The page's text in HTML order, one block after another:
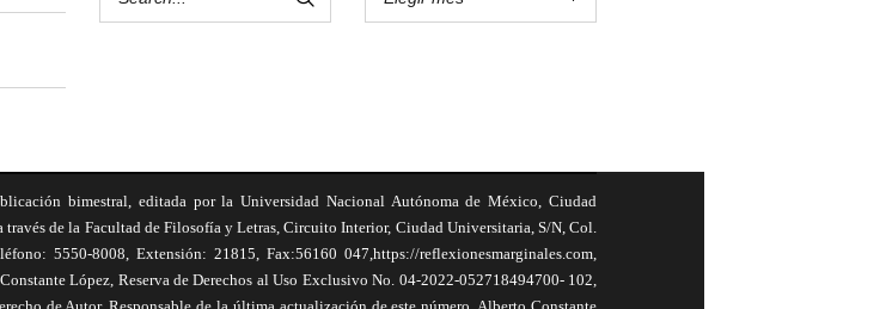
bimestral, editada por la Universidad Nacional Autónoma de México, Ciudad
de la Facultad de Filosofía y Letras, Circuito Interior, Ciudad Universitaria, S/N, Col.
5550-8008, Extensión: 21815, Fax:56160 047,https://reflexionesmarginales.com,
López, Reserva de Derechos al Uso Exclusivo No. 04-2022-052718494700- 102,